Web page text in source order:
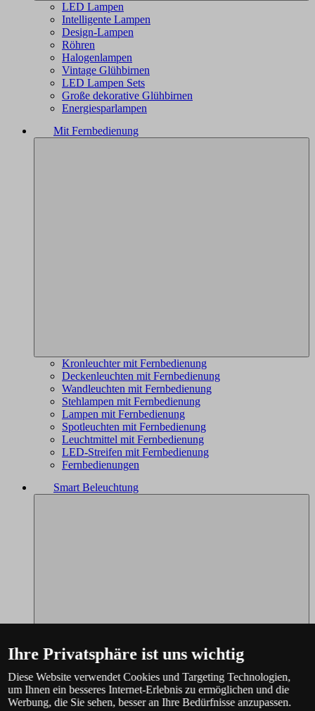
LED Lampen
Intelligente Lampen
Design-Lampen
Röhren
Halogenlampen
Vintage Glühbirnen
LED Lampen Sets
Große dekorative Glühbirnen
Energiesparlampen
Mit Fernbedienung
Kronleuchter mit Fernbedienung
Deckenleuchten mit Fernbedienung
Wandleuchten mit Fernbedienung
Stehlampen mit Fernbedienung
Lampen mit Fernbedienung
Spotleuchten mit Fernbedienung
Leuchtmittel mit Fernbedienung
LED-Streifen mit Fernbedienung
Fernbedienungen
Smart Beleuchtung
Ihre Privatsphäre ist uns wichtig
Diese Website verwendet Cookies und Targeting Technologien,
um Ihnen ein besseres Internet-Erlebnis zu ermöglichen und die
Werbung, die Sie sehen, besser an Ihre Bedürfnisse anzupassen.